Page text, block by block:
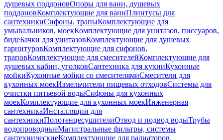
душевых поддоновОпоры для ванн, душевых
поддоновКомплектующие для ваннПлинтусы для
сантехникиСифоны, трапыКомплектующие для
умывальников, моекКомплектующие для унитазов, писсуаров,
бидеБачки для унитазовКомплектующие для душевых
гарнитуровКомплектующие для сифонов,
траповКомплектующие для смесителейКомплектующие для
душевых кабин, уголковСантехника для кухниКухонные
мойкиКухонные мойки со смесителямиСмесители для
кухонных моекИзмельчители пищевых отходовСистемы для
очистки питьевой водыСифоны для кухонных
моекКомплектующие для кухонных моекИнженерная
сантехникаИнсталляции для
сантехникиПолотенцесушителиОтвод и подвод водыТрубы
водопроводныеМагистральные фильтры, системы
сантехническиеКомплектующие для радиаторов,